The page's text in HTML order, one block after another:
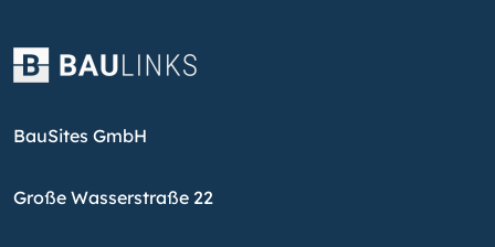
BauSites GmbH
Große Wasserstraße 22